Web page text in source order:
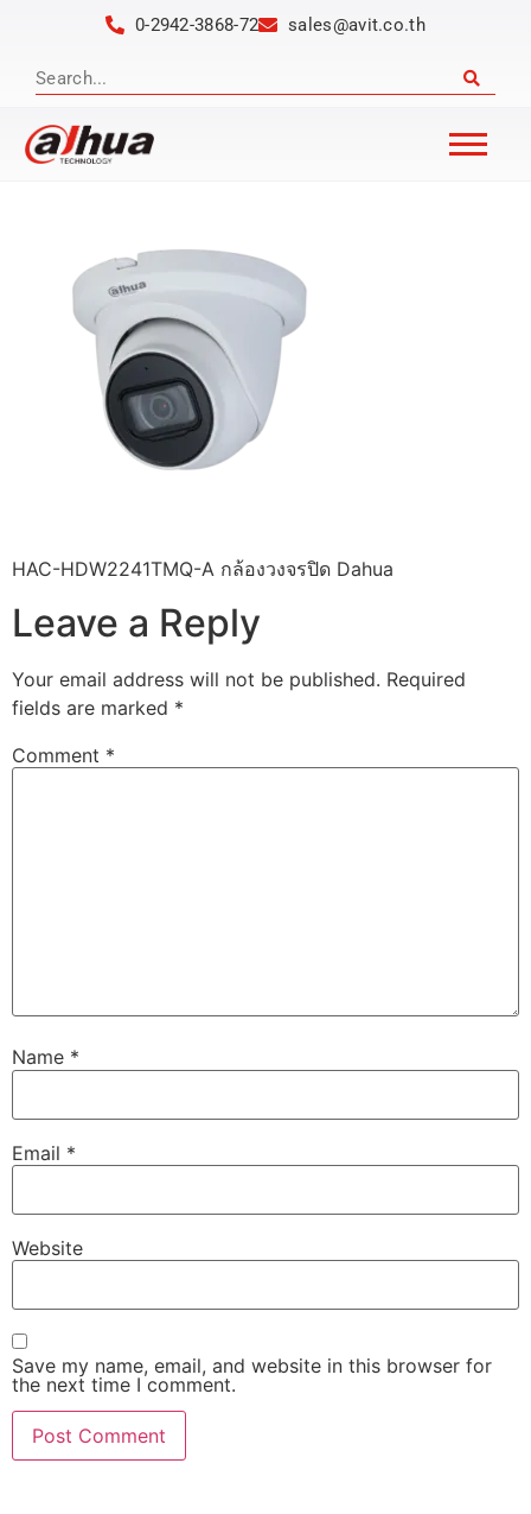
0-2942-3868-72 sales@avit.co.th
HAC-HDW2241TMQ-A กล้องวงจรปิด Dahua
Leave a Reply
Your email address will not be published. Required
fields are marked *
Comment *
Name *
Email *
Website
Save my name, email, and website in this browser for
the next time I comment.